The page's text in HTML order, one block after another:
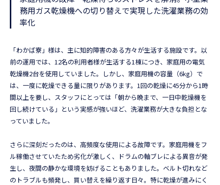
務用ガス乾燥機への切り替えで実現した洗濯業務の効
率化
「わかば寮」様は、主に知的障害のある方々が生活する施設です。以
前の運用では、12名の利用者様が生活する1棟につき、家庭用の電気
乾燥機2台を使用していました。しかし、家庭用機の容量（6kg）で
は、一度に乾燥できる量に限りがあります。1回の乾燥に45分から1時
間以上を要し、スタッフにとっては「朝から晩まで、一日中乾燥機を
回し続けている」という実感が強いほど、洗濯業務が大きな負担とな
っていました。
さらに深刻だったのは、高頻度な使用による故障です。家庭用機をフ
ル稼働させていたため劣化が激しく、ドラムの軸ブレによる異音が発
生し、夜間の静かな環境を妨げることもありました。ベルト切れなど
のトラブルも頻発し、買い替えを繰り返す日々。特に乾燥が進みにく